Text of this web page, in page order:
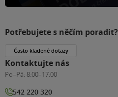
Potřebujete s něčím poradit?
Často kladené dotazy
Kontaktujte nás
Po–Pá: 8:00–17:00
542 220 320